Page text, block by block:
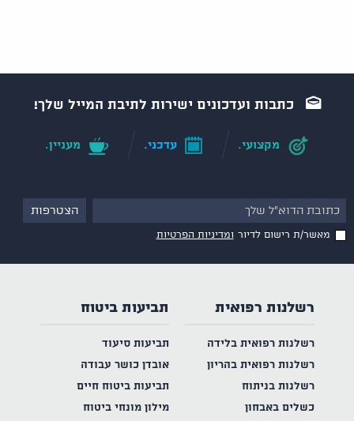
כתבות ועדכונים ישירות לתיבת המייל שלך!
מקצועי. עדכני. מעניין.
מאשר/ת רישום לדיור ומדיניות הפרטיות
רשלנות רפואית
רשלנות רפואית בלידה
רשלנות רפואית בהריון
רשלנות בניתוח
כשלים באבחון
תביעות ביטוח
תביעות סיעוד
אובדן כושר עבודה
תביעות ביטוח חיים
מילון מונחי ביטוח